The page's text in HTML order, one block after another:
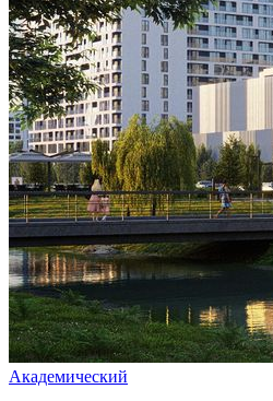
Академический